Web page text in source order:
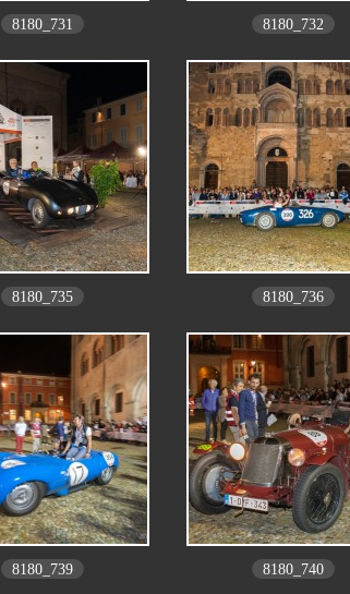
8180_731 8180_732
8180_735 8180_736
8180_739 8180_740